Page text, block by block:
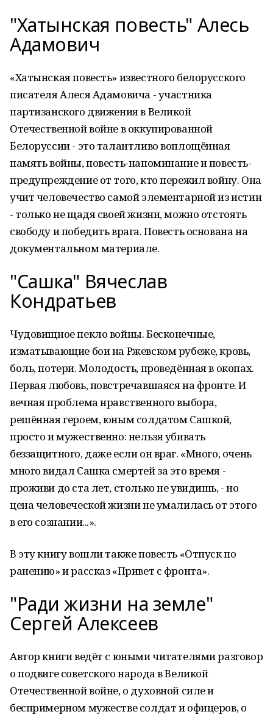
"Хатынская повесть" Алесь
Адамович
«Хатынская повесть» известного белорусского
писателя Алеся Адамовича - участника
партизанского движения в Великой
Отечественной войне в оккупированной
Белоруссии - это талантливо воплощённая
память войны, повесть-напоминание и повесть-
предупреждение от того, кто пережил войну. Она
учит человечество самой элементарной из истин
- только не щадя своей жизни, можно отстоять
свободу и победить врага. Повесть основана на
документальном материале.
"Сашка" Вячеслав
Кондратьев
Чудовищное пекло войны. Бесконечные,
изматывающие бои на Ржевском рубеже, кровь,
боль, потери. Молодость, проведённая в окопах.
Первая любовь, повстречавшаяся на фронте. И
вечная проблема нравственного выбора,
решённая героем, юным солдатом Сашкой,
просто и мужественно: нельзя убивать
беззащитного, даже если он враг. «Много, очень
много видал Сашка смертей за это время -
проживи до ста лет, столько не увидишь, - но
цена человеческой жизни не умалилась от этого
в его сознании...».
В эту книгу вошли также повесть «Отпуск по
ранению» и рассказ «Привет с фронта».
"Ради жизни на земле"
Сергей Алексеев
Автор книги ведёт с юными читателями разговор
о подвиге советского народа в Великой
Отечественной войне, о духовной силе и
беспримерном мужестве солдат и офицеров, о